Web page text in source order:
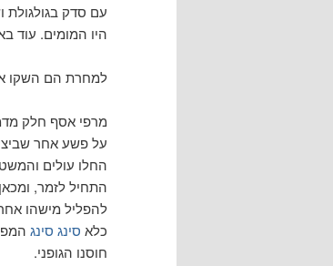
עם סדק בגולגולת
היו המומים. עוד
למחרת הם השקו
מרפי אסף חלק
על פשע אחר
החלו עולים
התחיל לזמר,
להפליל מישהו
כלא סינג סינג
חוסנו הגופני.